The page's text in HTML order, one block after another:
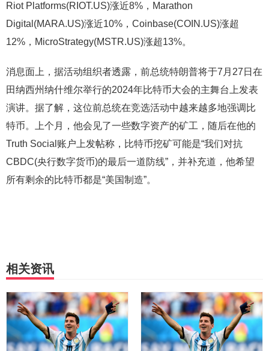
Riot Platforms(RIOT.US)涨近8%，Marathon
Digital(MARA.US)涨近10%，Coinbase(COIN.US)涨超
12%，MicroStrategy(MSTR.US)涨超13%。
消息面上，据活动组织者透露，前总统特朗普将于7月27日在
田纳西州纳什维尔举行的2024年比特币大会的主舞台上发表
演讲。据了解，这位前总统在竞选活动中越来越多地强调比
特币。上个月，他会见了一些数字资产的矿工，随后在他的
Truth Social账户上发帖称，比特币挖矿可能是“我们对抗
CBDC(央行数字货币)的最后一道防线”，并补充道，他希望
所有剩余的比特币都是“美国制造”。
相关资讯